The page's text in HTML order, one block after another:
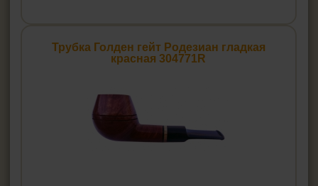
Трубка Голден гейт Родезиан гладкая
красная 304771R